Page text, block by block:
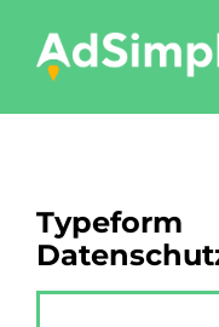
content
Tools
Typeform